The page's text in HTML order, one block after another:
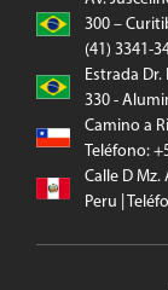
300 –
(41) 3341-
Estrada
330 -
Camino a
Teléfono:
Calle D
Peru |